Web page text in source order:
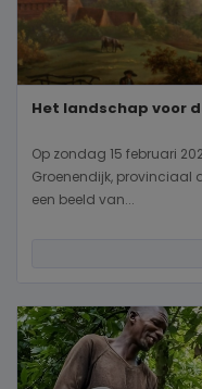
Het landschap voor
Op zondag 15 februari
Groenendijk, provinciaal
een beeld van...